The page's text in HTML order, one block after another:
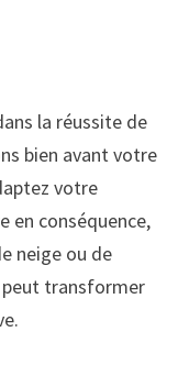
la réussite de
bien avant votre
votre
en conséquence,
neige ou de
transformer